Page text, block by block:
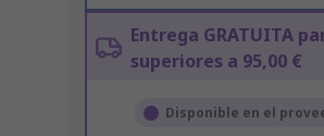
Entrega GRATUITA
superiores a 95,00 €
Disponible en el